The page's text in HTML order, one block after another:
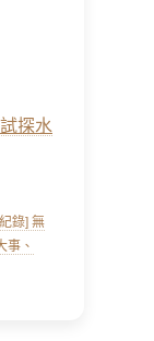
探水
錄] 無
事、